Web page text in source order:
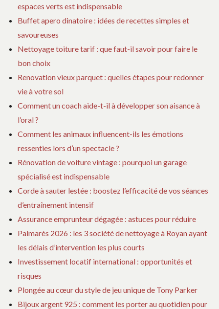
espaces verts est indispensable
Buffet apero dinatoire : idées de recettes simples et
savoureuses
Nettoyage toiture tarif : que faut-il savoir pour faire le
bon choix
Renovation vieux parquet : quelles étapes pour redonner
vie à votre sol
Comment un coach aide-t-il à développer son aisance à
l’oral ?
Comment les animaux influencent-ils les émotions
ressenties lors d’un spectacle ?
Rénovation de voiture vintage : pourquoi un garage
spécialisé est indispensable
Corde à sauter lestée : boostez l’efficacité de vos séances
d’entraînement intensif
Assurance emprunteur dégagée : astuces pour réduire
Palmarès 2026 : les 3 société de nettoyage à Royan ayant
les délais d’intervention les plus courts
Investissement locatif international : opportunités et
risques
Plongée au cœur du style de jeu unique de Tony Parker
Bijoux argent 925 : comment les porter au quotidien pour